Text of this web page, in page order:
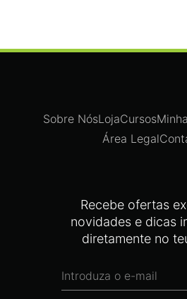
Recebe ofertas
novidades e dicas
diretamente no
Sobre NósLojaCursos
Área Legal